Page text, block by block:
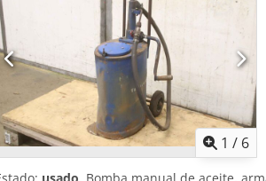
1 / 6